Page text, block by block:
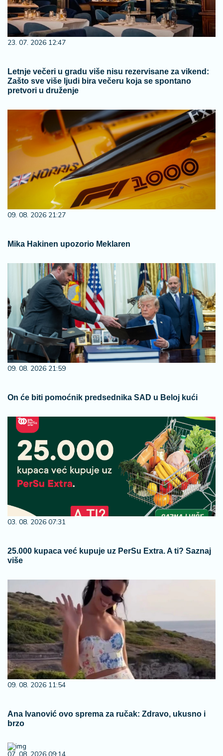
23. 07. 2026 12:47
Letnje večeri u gradu više nisu rezervisane za vikend:
Zašto sve više ljudi bira večeru koja se spontano
pretvori u druženje
09. 08. 2026 21:27
Mika Hakinen upozorio Meklaren
09. 08. 2026 21:59
On će biti pomoćnik predsednika SAD u Beloj kući
03. 08. 2026 07:31
25.000 kupaca već kupuje uz PerSu Extra. A ti? Saznaj
više
09. 08. 2026 11:54
Ana Ivanović ovo sprema za ručak: Zdravo, ukusno i
brzo